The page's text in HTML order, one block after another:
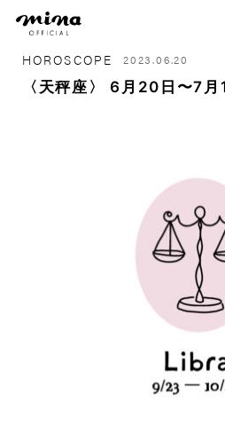
HOROSCOPE 2023.06.20
〈天秤座〉 6月20日〜7